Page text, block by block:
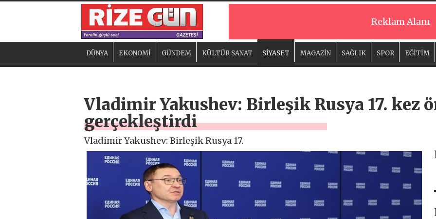
Reklam Alanı
DÜNYA EKONOMİ GÜNDEM KÜLTÜR SANAT SİYASET MAGAZİN SAĞLIK SPOR EĞİTİM
Vladimir Yakushev: Birleşik Rusya 17. kez
gerçekleştirdi
Vladimir Yakushev: Birleşik Rusya 17.